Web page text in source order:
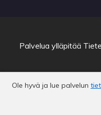
Ole hyvä ja lue palvelun
Palvelua ylläpitää